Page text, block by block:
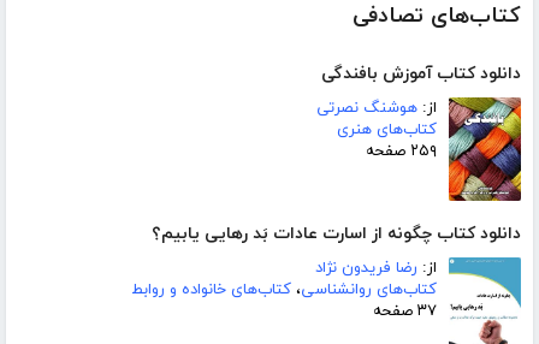
کتاب‌های تصادفی
دانلود کتاب آموزش بافندگی
از: هوشنگ نصرتی
کتاب‌های هنری
۲۵۹ صفحه
دانلود کتاب چگونه از اسارت عادات بَد رهایی یابیم؟
از: رضا فریدون نژاد
کتاب‌های روانشناسی، کتاب‌های خانواده و روابط
۳۷ صفحه